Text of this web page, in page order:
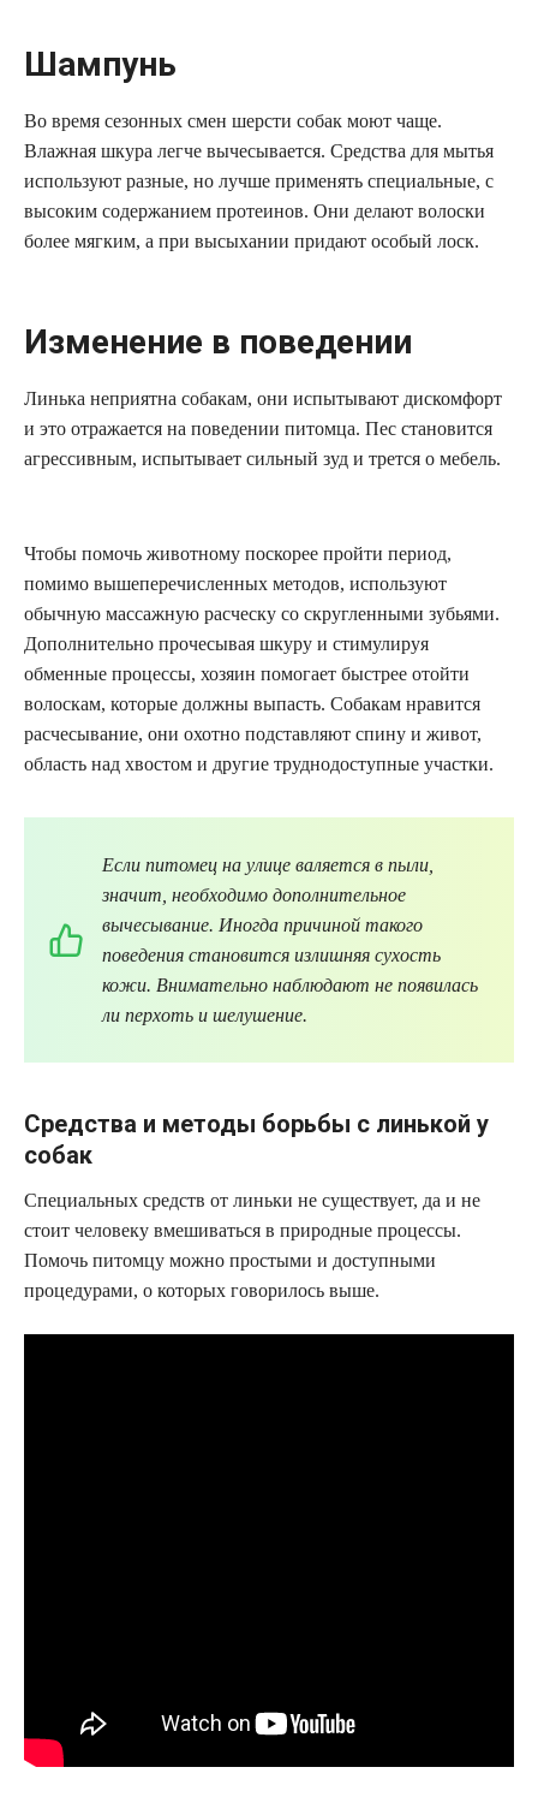
Шампунь
Во время сезонных смен шерсти собак моют чаще.
Влажная шкура легче вычесывается. Средства для мытья
используют разные, но лучше применять специальные, с
высоким содержанием протеинов. Они делают волоски
более мягким, а при высыхании придают особый лоск.
Изменение в поведении
Линька неприятна собакам, они испытывают дискомфорт
и это отражается на поведении питомца. Пес становится
агрессивным, испытывает сильный зуд и трется о мебель.
Чтобы помочь животному поскорее пройти период,
помимо вышеперечисленных методов, используют
обычную массажную расческу со скругленными зубьями.
Дополнительно прочесывая шкуру и стимулируя
обменные процессы, хозяин помогает быстрее отойти
волоскам, которые должны выпасть. Собакам нравится
расчесывание, они охотно подставляют спину и живот,
область над хвостом и другие труднодоступные участки.
Если питомец на улице валяется в пыли,
значит, необходимо дополнительное
вычесывание. Иногда причиной такого
поведения становится излишняя сухость
кожи. Внимательно наблюдают не появилась
ли перхоть и шелушение.
Средства и методы борьбы с линькой у
собак
Специальных средств от линьки не существует, да и не
стоит человеку вмешиваться в природные процессы.
Помочь питомцу можно простыми и доступными
процедурами, о которых говорилось выше.